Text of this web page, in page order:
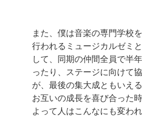
また、僕は音楽の専門学校
行われるミュージカルゼミ
して、同期の仲間全員で半
ったり、ステージに向けて
が、最後の集大成ともいえ
お互いの成長を喜び合った
よって人はこんなにも変わ